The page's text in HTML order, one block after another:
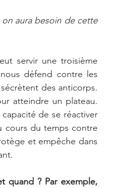
aura besoin de cette
servir une troisième
défend contre les
des anticorps.
atteindre un plateau.
de se réactiver
cours du temps contre
et empêche dans
quand ? Par exemple,